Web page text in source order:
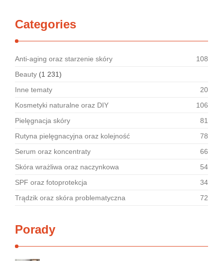
Categories
Anti-aging oraz starzenie skóry
108
Beauty (1 231)
Inne tematy
20
Kosmetyki naturalne oraz DIY
106
Pielęgnacja skóry
81
Rutyna pielęgnacyjna oraz kolejność
78
Serum oraz koncentraty
66
Skóra wrażliwa oraz naczynkowa
54
SPF oraz fotoprotekcja
34
Trądzik oraz skóra problematyczna
72
Porady